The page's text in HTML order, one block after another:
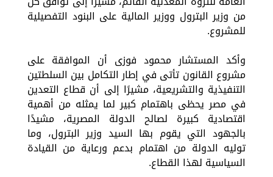
من وزير البترول ووزير المالية على البنود التفصيلية
للمشروع.
وأكد المستشار محمود فوزى أن الموافقة على
مشروع القانون تأتى في إطار التكامل بين السلطتين
التنفيذية والتشريعية، مشيرًا إلى أن قطاع التعدين
في مصر يحظى باهتمام كبير لما يمثله من أهمية
اقتصادية كبيرة لصالح الدولة المصرية، مشيدًا
بالجهود التي يقوم بها السيد وزير البترول، وما
توليه الدولة من اهتمام بدعم ورعاية من القيادة
السياسية لهذا القطاع.